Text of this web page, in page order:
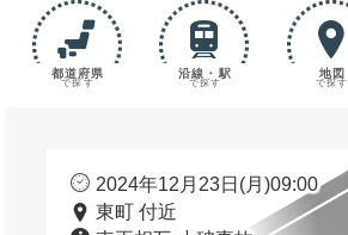
都道府県
で探す
沿線・駅
で探す
地図
で探す
2024年12月23日(月)09:00
東町 付近